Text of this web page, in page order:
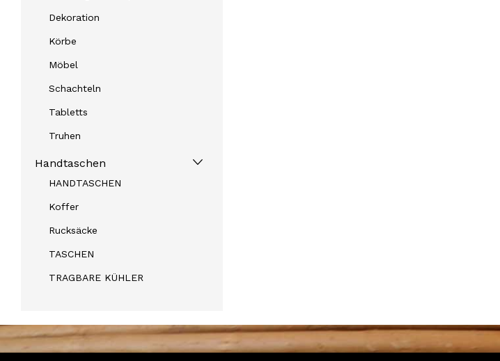
Dekoration
Körbe
Möbel
Schachteln
Tabletts
Truhen
Handtaschen
HANDTASCHEN
Koffer
Rucksäcke
TASCHEN
TRAGBARE KÜHLER